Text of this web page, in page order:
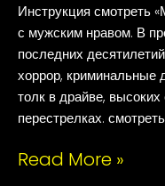
Инструкция
с мужским нравом. В
последних
хоррор, криминальные
толк в драйве,
перестрелках.
Read More »